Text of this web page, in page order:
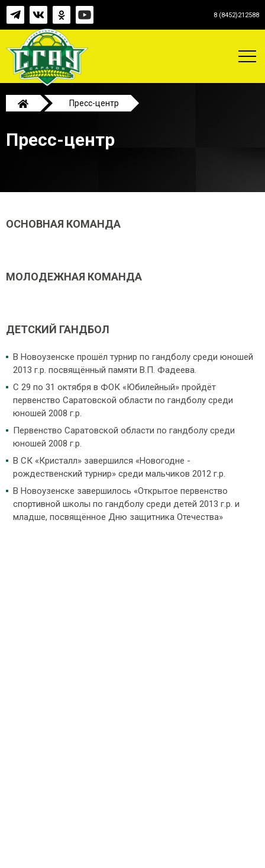
8 (8452)212588
Пресс-центр
Пресс-центр
ОСНОВНАЯ КОМАНДА
МОЛОДЕЖНАЯ КОМАНДА
ДЕТСКИЙ ГАНДБОЛ
В Новоузенске прошёл турнир по гандболу среди юношей
2013 г.р. посвящённый памяти В.П. Фадеева.
C 29 по 31 октября в ФОК «Юбилейный» пройдёт
первенство Саратовской области по гандболу среди
юношей 2008 г.р.
Первенство Саратовской области по гандболу среди
юношей 2008 г.р.
В СК «Кристалл» завершился «Новогодне -
рождественский турнир» среди мальчиков 2012 г.р.
В Новоузенске завершилось «Открытое первенство
спортивной школы по гандболу среди детей 2013 г.р. и
младше, посвящённое Дню защитника Отечества»